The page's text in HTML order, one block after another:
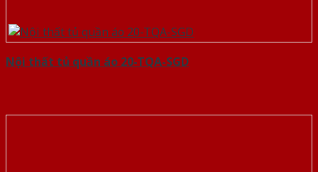
Nội thất tủ quần áo 20-TQA-SGD